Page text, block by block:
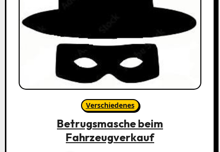
Verschiedenes
Betrugsmasche beim
Fahrzeugverkauf